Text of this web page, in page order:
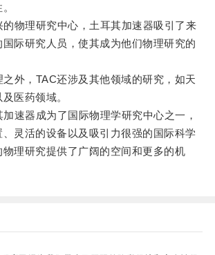
理研究中心，土耳其加速器吸引了来
国际研究人员，使其成为他们物理研究的
，TAC还涉及其他领域的研究，如天
医药领域。
器成为了国际物理学研究中心之一，
灵活的设备以及吸引力很强的国际科学
理研究提供了广阔的空间和更多的机